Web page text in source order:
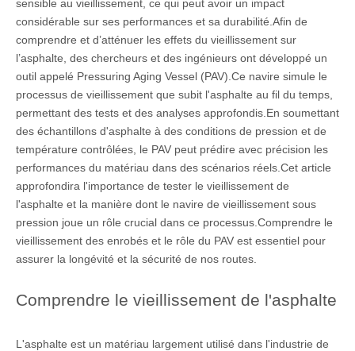
sensible au vieillissement, ce qui peut avoir un impact
considérable sur ses performances et sa durabilité.Afin de
comprendre et d’atténuer les effets du vieillissement sur
l’asphalte, des chercheurs et des ingénieurs ont développé un
outil appelé Pressuring Aging Vessel (PAV).Ce navire simule le
processus de vieillissement que subit l'asphalte au fil du temps,
permettant des tests et des analyses approfondis.En soumettant
des échantillons d'asphalte à des conditions de pression et de
température contrôlées, le PAV peut prédire avec précision les
performances du matériau dans des scénarios réels.Cet article
approfondira l'importance de tester le vieillissement de
l'asphalte et la manière dont le navire de vieillissement sous
pression joue un rôle crucial dans ce processus.Comprendre le
vieillissement des enrobés et le rôle du PAV est essentiel pour
assurer la longévité et la sécurité de nos routes.
Comprendre le vieillissement de l'asphalte
L'asphalte est un matériau largement utilisé dans l'industrie de